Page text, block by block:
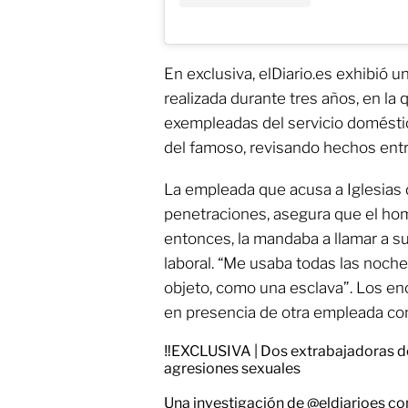
En exclusiva, elDiario.es exhibió
realizada durante tres años, en la
exempleadas del servicio
del famoso, revisando hechos
La empleada que acusa a
penetraciones, asegura que el
entonces, la mandaba a llamar a
laboral. “Me usaba todas las
objeto, como una esclava”. Los
en presencia de otra empleada
‼️EXCLUSIVA | Dos extrabajadoras
agresiones sexuales
Una investigación de@eldiarioes